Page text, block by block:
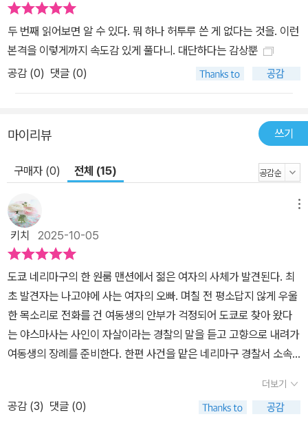
어야 했다. 지금도 심심치 않게 범인을 알려달라는 독자 질문들을 찾
아볼 수 있는 이 작품은, 『내가 그를 죽였다』와 더불어 독자가 직접 나
서서 사건의 진상을 파헤쳐야만 하는, 그야말로 궁극의 본격 미스터
날 오빠 야스마사에게 전화를 걸어온다. 믿었던 상대에게 배신을 당
했다며 그다음 날 고향으로 내려가겠다고 한다. 하지만 아무리 기다
이 생겼다고 느낀 경찰 야스마사는 그녀의 집을 찾았다가 싸늘하게
그는 직접 복수할 것을 맹세하며 증거를 은폐하고, 독자적인 현장 검
증을 통해 용의자를 둘로 좁힌다. 하나는 여동생의 가장 가까운 친구,
또 하나는 옛 연인. 둘 중 누군가 그녀를 죽였다. 삶의 희망을 잃고 복
수심에 이성을 잃어가는 오빠와 그의 처연한 복수를 저지하기 위해
동분서주하는 가가 형사. 사건이 반전에 반전을 거듭하는 가운데 이
제 가가 형사가 찾아낸 모든 단서를 토대로 진실을 밝히는 것은 독자
의 몫으로 남는다.
두 번째 읽어보면 알 수 있다. 뭐 하나 허투루 쓴 게 없다는 것을. 이런
본격을 이렇게까지 속도감 있게 풀다니. 대단하다는 감상뿐
공감 (0) 댓글 (0)
마이리뷰 쓰기
구매자 (0) 전체 (15)
키치 2025-10-05
도쿄 네리마구의 한 원룸 맨션에서 젊은 여자의 사체가 발견된다. 최
초 발견자는 나고야에 사는 여자의 오빠. 며칠 전 평소답지 않게 우울
한 목소리로 전화를 건 여동생의 안부가 걱정되어 도쿄로 찾아 왔다
는 야스마사는 사인이 자살이라는 경찰의 말을 듣고 고향으로 내려가
여동생의 장례를 준비한다. 한편 사건을 맡은 네리마구 경찰서 소속
의 주변을 탐문하기 시작한다. 그러다 뜻밖의 인물이 사건의 진상을
가리고 있다는 사실을 알게 되는데...히가시노 게이고의 가가 형사 시
더보기
공감 (3) 댓글 (0)